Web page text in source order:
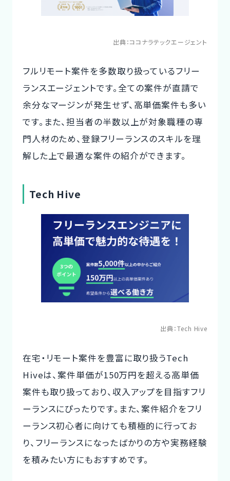
出典：ココナラテックエージェント
フルリモート案件を多数取り扱っているフリー
ランスエージェントです。全ての案件が直請で
余分なマージンが発生せず、高単価案件も多い
です。また、担当者の半数以上が対象職種の専
門人材のため、登録フリーランスのスキルを理
解した上で最適な案件の紹介ができます。
Tech Hive
出典：Tech Hive
在宅・リモート案件を豊富に取り扱うTech
Hiveは、案件単価が150万円を超える高単価
案件も取り扱っており、収入アップを目指すフリ
ーランスにぴったりです。また、案件紹介をフリ
ーランス初心者に向けても積極的に行ってお
り、フリーランスになったばかりの方や実務経験
を積みたい方にもおすすめです。